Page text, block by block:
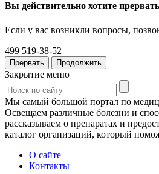
Вы действительно хотите
Если у вас возникли вопросы,
499 519-38-52
Прервать Продолжить
Закрытие меню
Мы самый большой портал по
Освещаем различные болезни и
рассказываем о препаратах и
каталог организаций, который
О сайте
Контакты